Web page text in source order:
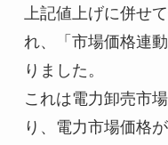
上記値上げに併せ
れ、「市場価格連
りました。
これは電力卸売市
り、電力市場価格